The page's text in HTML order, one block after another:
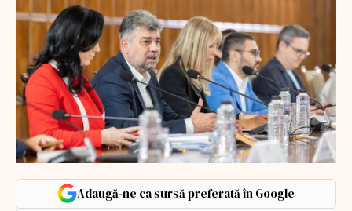
Adaugă-ne ca sursă preferată în Google